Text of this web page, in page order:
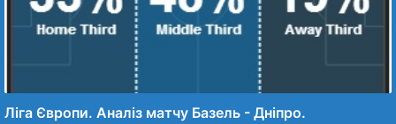
Ліга Європи. Аналіз матчу Базель - Дніпро.